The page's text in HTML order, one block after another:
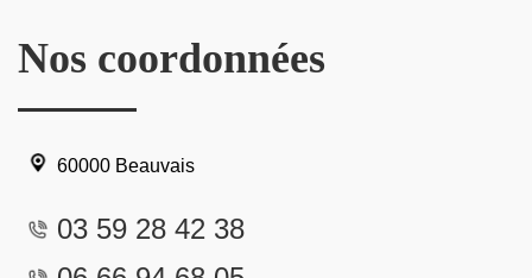
Nos coordonnées
60000 Beauvais
03 59 28 42 38